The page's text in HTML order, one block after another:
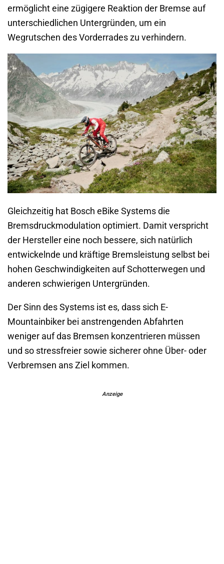
ermöglicht eine zügigere Reaktion der Bremse auf
unterschiedlichen Untergründen, um ein
Wegrutschen des Vorderrades zu verhindern.
Gleichzeitig hat Bosch eBike Systems die
Bremsdruckmodulation optimiert. Damit verspricht
der Hersteller eine noch bessere, sich natürlich
entwickelnde und kräftige Bremsleistung selbst bei
hohen Geschwindigkeiten auf Schotterwegen und
anderen schwierigen Untergründen.
Der Sinn des Systems ist es, dass sich E-
Mountainbiker bei anstrengenden Abfahrten
weniger auf das Bremsen konzentrieren müssen
und so stressfreier sowie sicherer ohne Über- oder
Verbremsen ans Ziel kommen.
Anzeige